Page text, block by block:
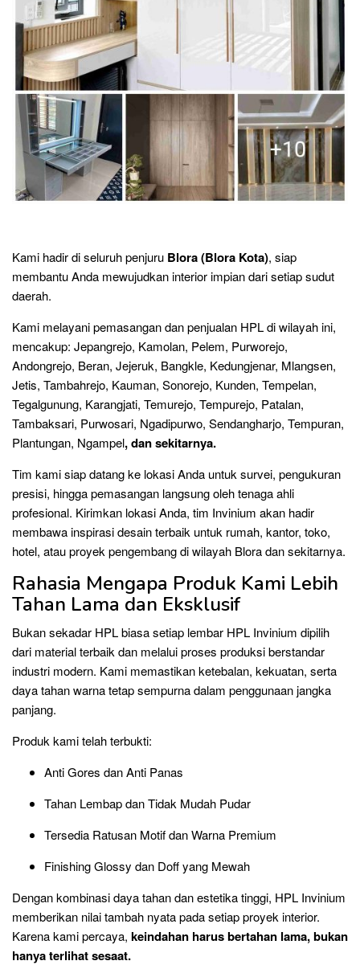
Kami hadir di seluruh penjuru Blora (Blora Kota), siap
membantu Anda mewujudkan interior impian dari setiap sudut
daerah.
Kami melayani pemasangan dan penjualan HPL di wilayah ini,
mencakup: Jepangrejo, Kamolan, Pelem, Purworejo,
Andongrejo, Beran, Jejeruk, Bangkle, Kedungjenar, Mlangsen,
Jetis, Tambahrejo, Kauman, Sonorejo, Kunden, Tempelan,
Tegalgunung, Karangjati, Temurejo, Tempurejo, Patalan,
Tambaksari, Purwosari, Ngadipurwo, Sendangharjo, Tempuran,
Plantungan, Ngampel, dan sekitarnya.
Tim kami siap datang ke lokasi Anda untuk survei, pengukuran
presisi, hingga pemasangan langsung oleh tenaga ahli
profesional. Kirimkan lokasi Anda, tim Invinium akan hadir
membawa inspirasi desain terbaik untuk rumah, kantor, toko,
hotel, atau proyek pengembang di wilayah Blora dan sekitarnya.
Rahasia Mengapa Produk Kami Lebih
Tahan Lama dan Eksklusif
Bukan sekadar HPL biasa setiap lembar HPL Invinium dipilih
dari material terbaik dan melalui proses produksi berstandar
industri modern. Kami memastikan ketebalan, kekuatan, serta
daya tahan warna tetap sempurna dalam penggunaan jangka
panjang.
Produk kami telah terbukti:
Anti Gores dan Anti Panas
Tahan Lembap dan Tidak Mudah Pudar
Tersedia Ratusan Motif dan Warna Premium
Finishing Glossy dan Doff yang Mewah
Dengan kombinasi daya tahan dan estetika tinggi, HPL Invinium
memberikan nilai tambah nyata pada setiap proyek interior.
Karena kami percaya, keindahan harus bertahan lama, bukan
hanya terlihat sesaat.